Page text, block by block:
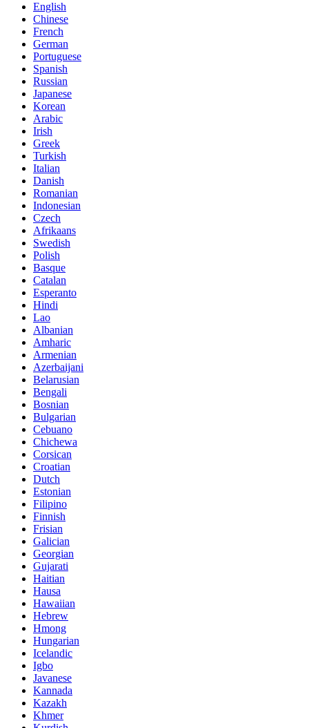
English
Chinese
French
German
Portuguese
Spanish
Russian
Japanese
Korean
Arabic
Irish
Greek
Turkish
Italian
Danish
Romanian
Indonesian
Czech
Afrikaans
Swedish
Polish
Basque
Catalan
Esperanto
Hindi
Lao
Albanian
Amharic
Armenian
Azerbaijani
Belarusian
Bengali
Bosnian
Bulgarian
Cebuano
Chichewa
Corsican
Croatian
Dutch
Estonian
Filipino
Finnish
Frisian
Galician
Georgian
Gujarati
Haitian
Hausa
Hawaiian
Hebrew
Hmong
Hungarian
Icelandic
Igbo
Javanese
Kannada
Kazakh
Khmer